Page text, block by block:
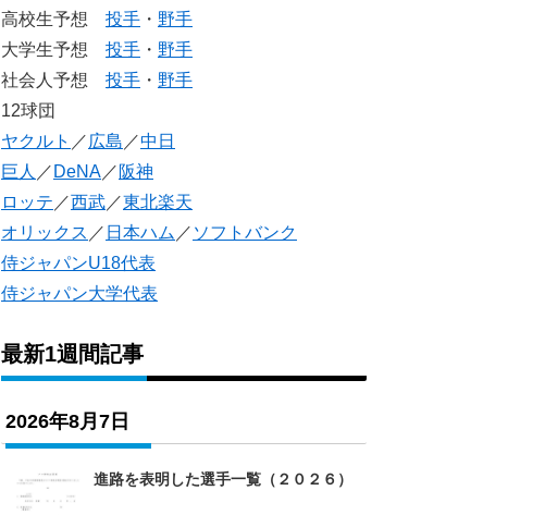
高校生予想 投手 ・ 野手
大学生予想 投手 ・ 野手
社会人予想 投手 ・ 野手
12球団
ヤクルト ／ 広島 ／中日
巨人 ／ DeNA ／ 阪神
ロッテ ／西武 ／東北楽天
オリックス ／ 日本ハム ／ ソフトバンク
侍ジャパンU18代表
侍ジャパン大学代表
最新1週間記事
2026年8月7日
進路を表明した選手一覧（２０２６）